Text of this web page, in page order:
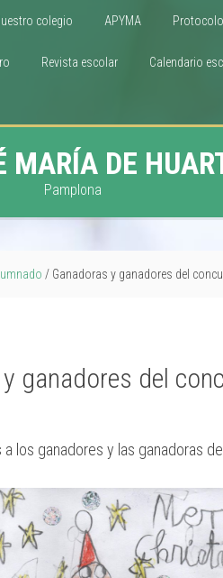
colegio APYMA
Revista escolar Calendario
MARÍA DE
Pamplona
/ Ganadoras y ganadores del
ganadores del
a los ganadores y las ganadoras